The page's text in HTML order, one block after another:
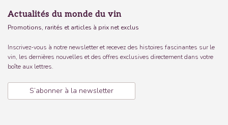
Actualités du monde du vin
Promotions, rarités et articles à prix net exclus
Inscrivez-vous à notre newsletter et recevez des histoires fascinantes sur le
vin, les dernières nouvelles et des offres exclusives directement dans votre
boîte aux lettres.
S’abonner à la newsletter